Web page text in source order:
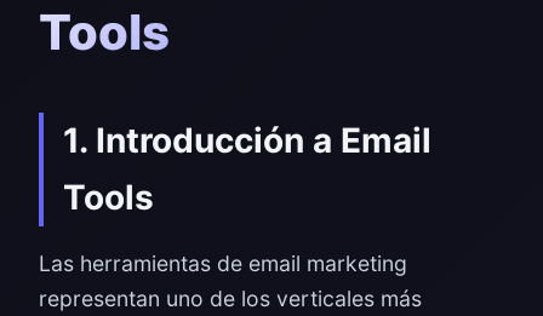
Tools
1. Introducción a Email
Tools
Las herramientas de email marketing
representan uno de los verticales más